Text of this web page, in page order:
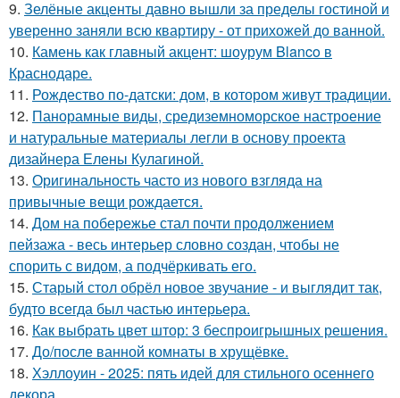
9. Зелёные акценты давно вышли за пределы гостиной и
уверенно заняли всю квартиру - от прихожей до ванной.
10. Камень как главный акцент: шоурум Blanco в
Краснодаре.
11. Рождество по-датски: дом, в котором живут традиции.
12. Панорамные виды, средиземноморское настроение
и натуральные материалы легли в основу проекта
дизайнера Елены Кулагиной.
13. Оригинальность часто из нового взгляда на
привычные вещи рождается.
14. Дом на побережье стал почти продолжением
пейзажа - весь интерьер словно создан, чтобы не
спорить с видом, а подчёркивать его.
15. Старый стол обрёл новое звучание - и выглядит так,
будто всегда был частью интерьера.
16. Как выбрать цвет штор: 3 беспроигрышных решения.
17. До/после ванной комнаты в хрущёвке.
18. Хэллоуин - 2025: пять идей для стильного осеннего
декора.